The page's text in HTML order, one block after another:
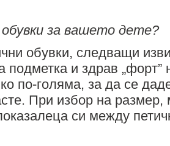
за вашето дете?
обувки, следващи
подметка и здрав „форт”
по-голяма, за да се
При избор на размер,
си между